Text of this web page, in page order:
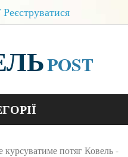
POST
курсуватиме потяг Ковель -